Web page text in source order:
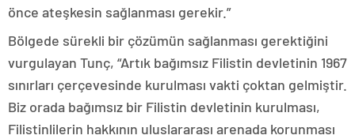
önce ateşkesin sağlanması gerekir.”
Bölgede sürekli bir çözümün sağlanması gerektiğini
vurgulayan Tunç, “Artık bağımsız Filistin devletinin 1967
sınırları çerçevesinde kurulması vakti çoktan gelmiştir.
Biz orada bağımsız bir Filistin devletinin kurulması,
Filistinlilerin hakkının uluslararası arenada korunması